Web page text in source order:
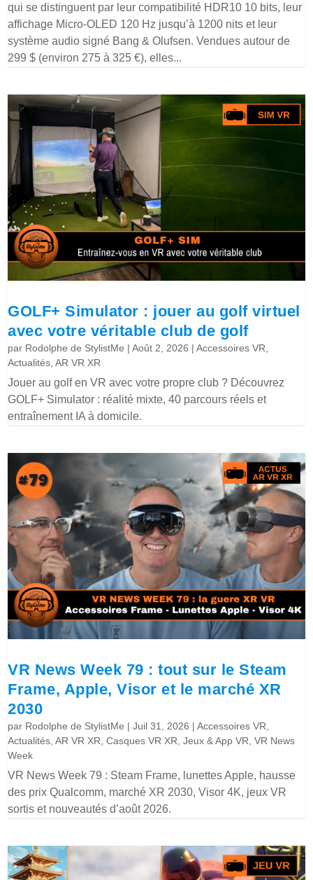
qui se distinguent par leur compatibilité HDR10 10 bits, leur
affichage Micro-OLED 120 Hz jusqu’à 1200 nits et leur
système audio signé Bang & Olufsen. Vendues autour de
299 $ (environ 275 à 325 €), elles...
GOLF+ Simulator : jouer au golf virtuel
avec votre véritable club de golf
par Rodolphe de StylistMe |Août 2, 2026 |Accessoires VR
Actualités ,AR VR XR
Jouer au golf en VR avec votre propre club ? Découvrez
GOLF+ Simulator : réalité mixte, 40 parcours réels et
entraînement IA à domicile.
VR News Week 79 : tout sur le Steam
Frame, Apple, Visor et le marché XR
2030
par Rodolphe de StylistMe |Juil 31, 2026 |Accessoires VR
Actualités ,AR VR XR ,Casques VR XR ,Jeux & App VR ,VR News
Week
VR News Week 79 : Steam Frame, lunettes Apple, hausse
des prix Qualcomm, marché XR 2030, Visor 4K, jeux VR
sortis et nouveautés d’août 2026.